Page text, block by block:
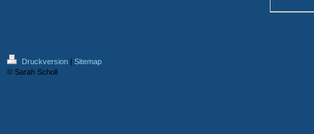
Druckversion | Sitemap
© Sarah Scholl